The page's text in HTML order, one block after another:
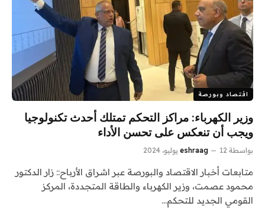
اقتصاد وبورصة
وزير الكهرباء: مراكز التحكم تمتلك أحدث تكنولوجيا
ويجب أن تنعكس على تحسن الأداء
بواسطة eshraag 12 يوليو، 2024
متابعات أخبار الاقتصاد والبورصة عبر اشراق الأرباح:: زار الدكتور
محمود عصمت، وزير ‏‎الكهرباء والطاقة المتجددة، المركز
القومي الجديد للتحكم…